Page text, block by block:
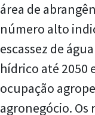
área de
número alto
escassez de
hídrico até 2050
ocupação
agronegócio. Os